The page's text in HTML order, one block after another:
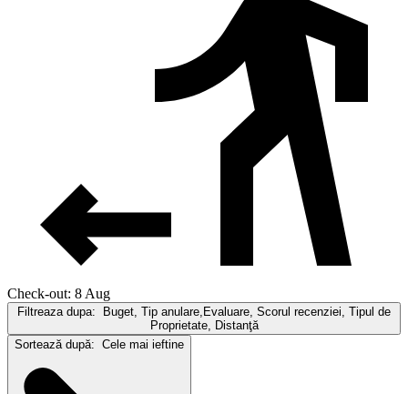
Check-out: 8 Aug
Filtreaza dupa: Buget, Tip anulare,Evaluare, Scorul recenziei, Tipul de
Proprietate, Distanţă
Sortează după: Cele mai ieftine